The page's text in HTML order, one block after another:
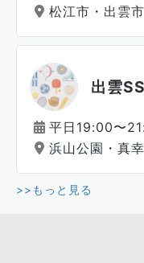
松江市・出雲市
出雲
平日19:00〜
浜山公園・真
>>もっと見る